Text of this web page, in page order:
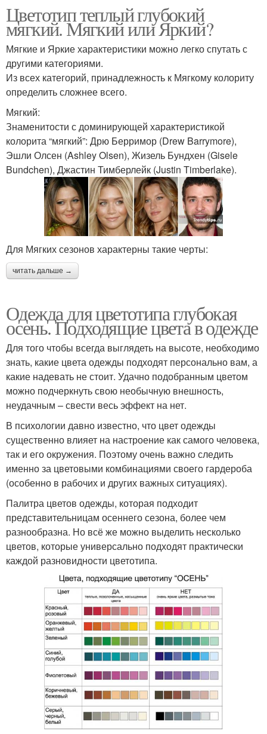
Цветотип теплый глубокий
мягкий. Мягкий или Яркий?
Мягкие и Яркие характеристики можно легко спутать с
другими категориями.
Из всех категорий, принадлежность к Мягкому колориту
определить сложнее всего.
Мягкий:
Знаменитости с доминирующей характеристикой
колорита “мягкий”: Дрю Берримор (Drew Barrymore),
Эшли Олсен (Ashley Olsen), Жизель Бундхен (Gisele
Bundchen), Джастин Тимберлейк (Justin Timberlake).
Для Мягких сезонов характерны такие черты:
читать дальше →
Одежда для цветотипа глубокая
осень. Подходящие цвета в одежде
Для того чтобы всегда выглядеть на высоте, необходимо
знать, какие цвета одежды подходят персонально вам, а
какие надевать не стоит. Удачно подобранным цветом
можно подчеркнуть свою необычную внешность,
неудачным – свести весь эффект на нет.
В психологии давно известно, что цвет одежды
существенно влияет на настроение как самого человека,
так и его окружения. Поэтому очень важно следить
именно за цветовыми комбинациями своего гардероба
(особенно в рабочих и других важных ситуациях).
Палитра цветов одежды, которая подходит
представительницам осеннего сезона, более чем
разнообразна. Но всё же можно выделить несколько
цветов, которые универсально подходят практически
каждой разновидности цветотипа.